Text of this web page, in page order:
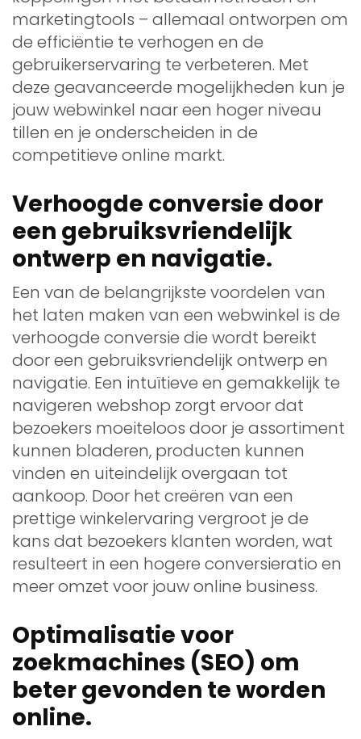
marketingtools – allemaal ontworpen om
de efficiëntie te verhogen en de
gebruikerservaring te verbeteren. Met
deze geavanceerde mogelijkheden kun je
jouw webwinkel naar een hoger niveau
tillen en je onderscheiden in de
competitieve online markt.
Verhoogde conversie door
een gebruiksvriendelijk
ontwerp en navigatie.
Een van de belangrijkste voordelen van
het laten maken van een webwinkel is de
verhoogde conversie die wordt bereikt
door een gebruiksvriendelijk ontwerp en
navigatie. Een intuïtieve en gemakkelijk te
navigeren webshop zorgt ervoor dat
bezoekers moeiteloos door je assortiment
kunnen bladeren, producten kunnen
vinden en uiteindelijk overgaan tot
aankoop. Door het creëren van een
prettige winkelervaring vergroot je de
kans dat bezoekers klanten worden, wat
resulteert in een hogere conversieratio en
meer omzet voor jouw online business.
Optimalisatie voor
zoekmachines (SEO) om
beter gevonden te worden
online.